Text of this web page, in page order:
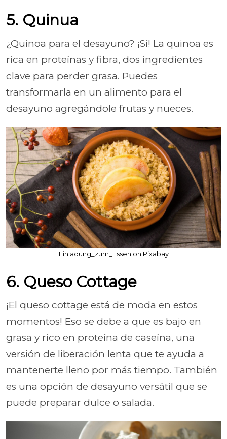
5. Quinua
¿Quinoa para el desayuno? ¡Sí! La quinoa es
rica en proteínas y fibra, dos ingredientes
clave para perder grasa. Puedes
transformarla en un alimento para el
desayuno agregándole frutas y nueces.
Einladung_zum_Essen on Pixabay
6. Queso Cottage
¡El queso cottage está de moda en estos
momentos! Eso se debe a que es bajo en
grasa y rico en proteína de caseína, una
versión de liberación lenta que te ayuda a
mantenerte lleno por más tiempo. También
es una opción de desayuno versátil que se
puede preparar dulce o salada.